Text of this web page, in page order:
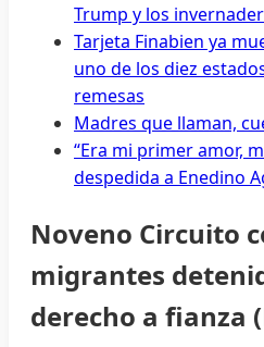
Trump y los
Tarjeta Finabien ya
uno de los diez
remesas
Madres que llaman,
“Era mi primer amor,
despedida a Enedino
Noveno Circuito
migrantes
derecho a fianza